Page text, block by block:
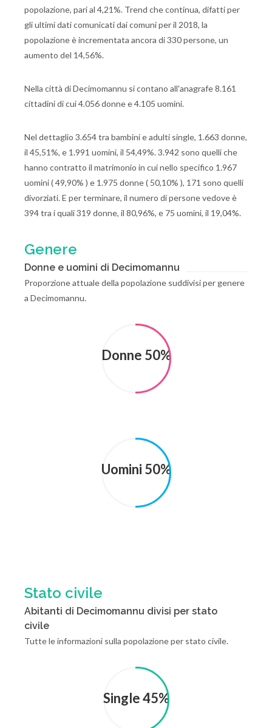
popolazione, pari al 4,21%. Trend che continua, difatti per
gli ultimi dati comunicati dai comuni per il 2018, la
popolazione è incrementata ancora di 330 persone, un
aumento del 14,56%.
Nella città di Decimomannu si contano all'anagrafe 8.161
cittadini di cui 4.056 donne e 4.105 uomini.
Nel dettaglio 3.654 tra bambini e adulti single, 1.663 donne,
il 45,51%, e 1.991 uomini, il 54,49%. 3.942 sono quelli che
hanno contratto il matrimonio in cui nello specifico 1.967
uomini ( 49,90% ) e 1.975 donne ( 50,10% ), 171 sono quelli
divorziati. E per terminare, il numero di persone vedove è
394 tra i quali 319 donne, il 80,96%, e 75 uomini, il 19,04%.
Genere
Donne e uomini di Decimomannu
Proporzione attuale della popolazione suddivisi per genere
a Decimomannu.
Donne 50%
Uomini 50%
Stato civile
Abitanti di Decimomannu divisi per stato
civile
Tutte le informazioni sulla popolazione per stato civile.
Single 45%